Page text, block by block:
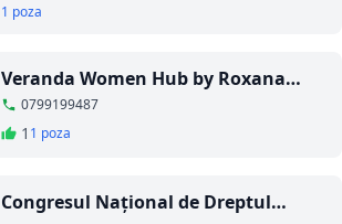
1 poza
Veranda Women Hub by Roxana
Maya
0799199487
1 1 poza
Congresul Național de Dreptul